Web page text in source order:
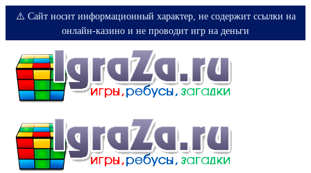
⚠️ Сайт носит информационный характер, не содержит ссылки на
онлайн-казино и не проводит игр на деньги